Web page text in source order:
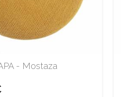
- Mostaza